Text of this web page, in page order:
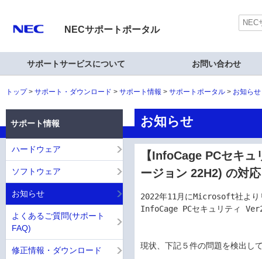
NECサポートポータル
サポートサービスについて お問い合わせ
トップ サポート・ダウンロード サポート情報 サポートポータル お知ら
お知らせ
【InfoCage PCセキ
ージョン 22H2) の対
2022年11月にMicrosoft社より
InfoCage PCセキュリティ
現状、下記５件の問題を検出し
サポート情報
ハードウェア
ソフトウェア
お知らせ
よくあるご質問(サポート
FAQ)
修正情報・ダウンロード